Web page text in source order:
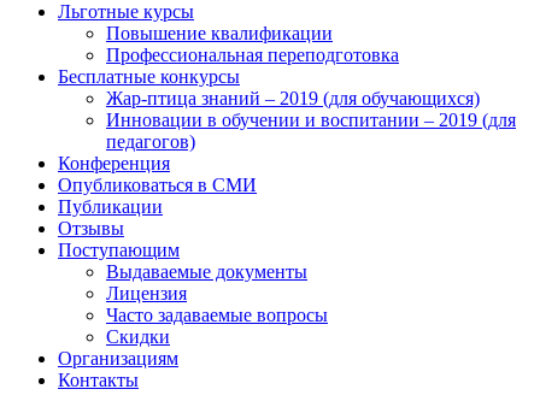
Льготные курсы
Повышение квалификации
Профессиональная переподготовка
Бесплатные конкурсы
Жар-птица знаний – 2019 (для обучающихся)
Инновации в обучении и воспитании – 2019 (для
педагогов)
Конференция
Опубликоваться в СМИ
Публикации
Отзывы
Поступающим
Выдаваемые документы
Лицензия
Часто задаваемые вопросы
Скидки
Организациям
Контакты